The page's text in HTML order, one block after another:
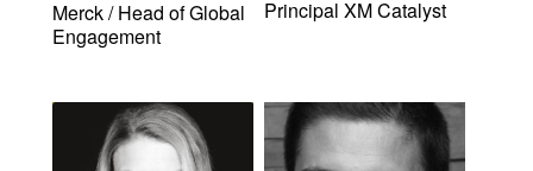
Merck/Head of Global
Engagement
Principal XM Catalyst